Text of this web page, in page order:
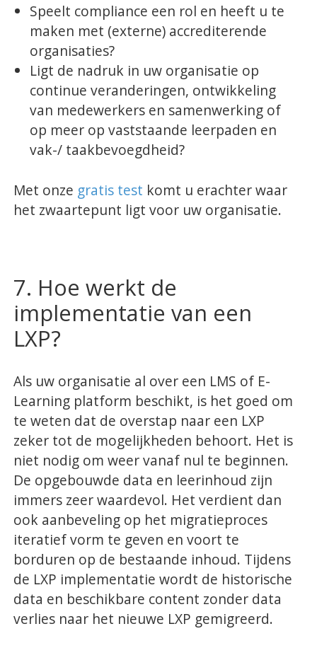
Speelt compliance een rol en heeft u te
maken met (externe) accrediterende
organisaties?
Ligt de nadruk in uw organisatie op
continue veranderingen, ontwikkeling
van medewerkers en samenwerking of
op meer op vaststaande leerpaden en
vak-/ taakbevoegdheid?
Met onze gratis test komt u erachter waar
het zwaartepunt ligt voor uw organisatie.
7. Hoe werkt de
implementatie van een
LXP?
Als uw organisatie al over een LMS of E-
Learning platform beschikt, is het goed om
te weten dat de overstap naar een LXP
zeker tot de mogelijkheden behoort. Het is
niet nodig om weer vanaf nul te beginnen.
De opgebouwde data en leerinhoud zijn
immers zeer waardevol. Het verdient dan
ook aanbeveling op het migratieproces
iteratief vorm te geven en voort te
borduren op de bestaande inhoud. Tijdens
de LXP implementatie wordt de historische
data en beschikbare content zonder data
verlies naar het nieuwe LXP gemigreerd.